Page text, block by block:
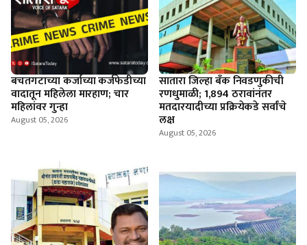
बचतगटाच्या कर्जाच्या कर्जफेडीच्या
वादातून महिलेला मारहाण; चार
महिलांवर गुन्हा
August 05, 2026
सातारा जिल्हा बँक निवडणुकीची
रणधुमाळी; 1,894 ठरावांनंतर
मतदारयादीच्या प्रक्रियेकडे सर्वांचे
लक्ष
August 05, 2026